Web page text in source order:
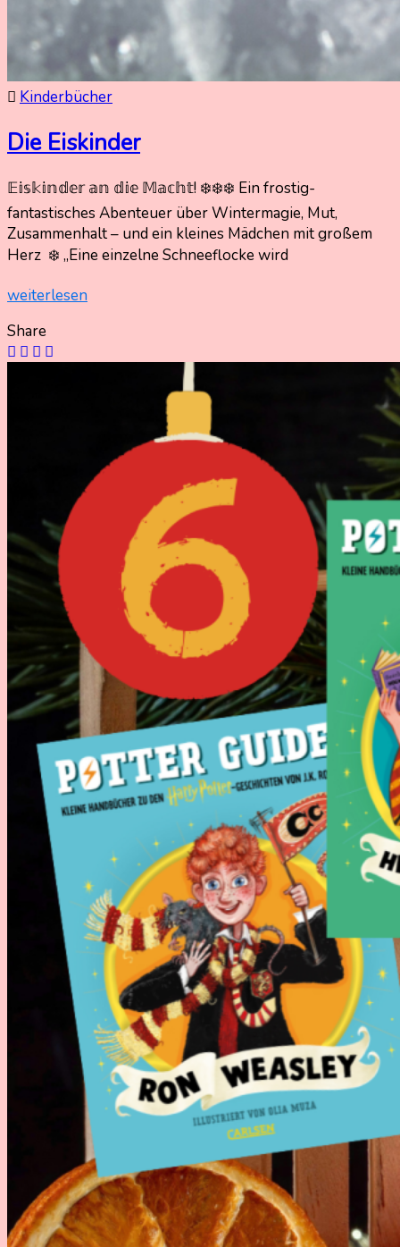
Kinderbücher
Die Eiskinder
10.
Dezember
2025 10.
2025
Nadine
Kammer
𝔼𝕚𝕤𝕜𝕚𝕟𝕕𝕖𝕣 𝕒𝕟 𝕕𝕚𝕖 𝕄𝕒𝕔𝕙𝕥! ❄️❄️❄️ Ein frostig-
fantastisches Abenteuer über Wintermagie, Mut,
Zusammenhalt – und ein kleines Mädchen mit großem
Herz ❄️ „Eine einzelne Schneeflocke wird
weiterlesen
Share